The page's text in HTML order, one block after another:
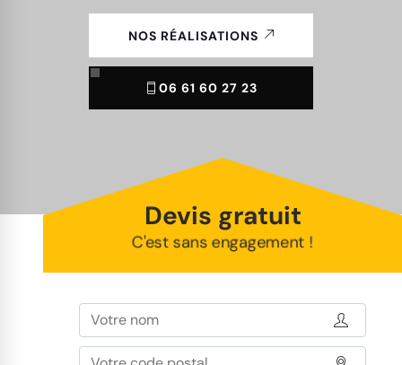
NOS RÉALISATIONS
06 61 60 27 23
Devis gratuit
C'est sans engagement !